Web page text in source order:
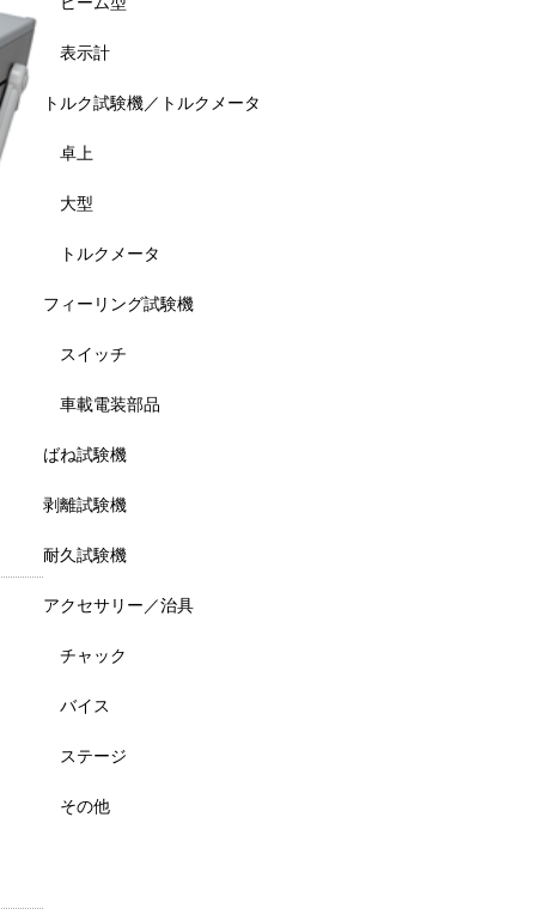
表示計
トルク試験機／トルクメータ
卓上
大型
トルクメータ
フィーリング試験機
スイッチ
車載電装部品
ばね試験機
剥離試験機
耐久試験機
アクセサリー／治具
チャック
バイス
ステージ
その他